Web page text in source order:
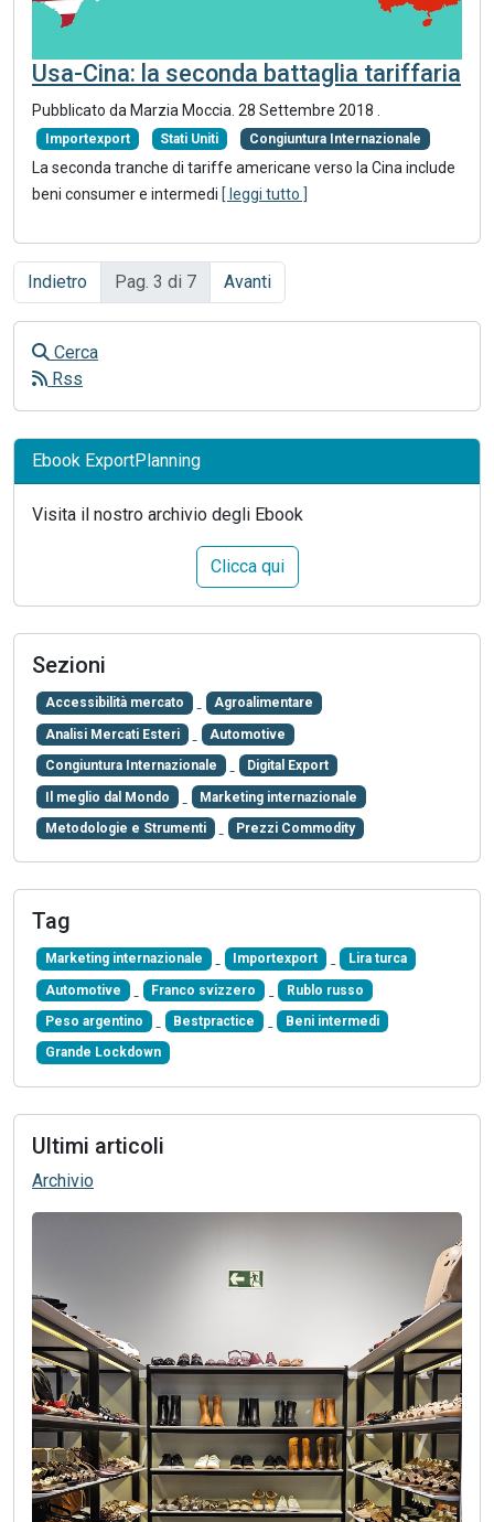
Usa-Cina: la seconda battaglia tariffaria
Pubblicato da Marzia Moccia. 28 Settembre 2018
Importexport Stati Uniti Congiuntura Internazionale
La seconda tranche di tariffe americane verso la Cina include
beni consumer e intermedi [ leggi tutto ]
Indietro Pag. 3 di 7 Avanti
Cerca
Rss
Ebook ExportPlanning
Visita il nostro archivio degli Ebook
Clicca qui
Sezioni
Accessibilità mercato Agroalimentare
Analisi Mercati Esteri Automotive
Congiuntura Internazionale Digital Export
Il meglio dal Mondo Marketing internazionale
Metodologie e Strumenti Prezzi Commodity
Tag
Marketing internazionale Importexport Lira turca
Automotive Franco svizzero Rublo russo
Peso argentino Bestpractice Beni intermedi
Grande Lockdown
Ultimi articoli
Archivio